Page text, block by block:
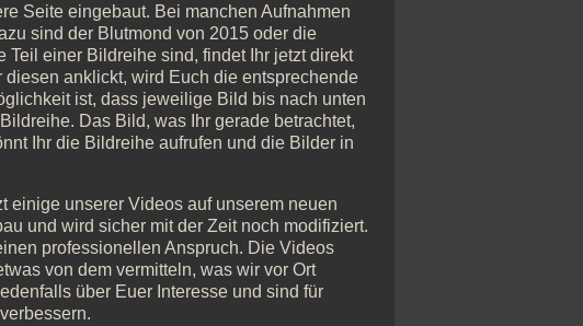
Seite eingebaut. Bei manchen Aufnahmen
sind der Blutmond von 2015 oder die
einer Bildreihe sind, findet Ihr jetzt direkt
anklickt, wird Euch die entsprechende
ist, dass jeweilige Bild bis nach unten
Das Bild, was Ihr gerade betrachtet,
Ihr die Bildreihe aufrufen und die Bilder in
einige unserer Videos auf unserem neuen
und wird sicher mit der Zeit noch modifiziert.
professionellen Anspruch. Die Videos
von dem vermitteln, was wir vor Ort
über Euer Interesse und sind für